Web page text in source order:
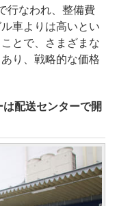
行なわれ、整備費
車よりは高いとい
とで、さまざまな
り、戦略的な価格
配送センターで開